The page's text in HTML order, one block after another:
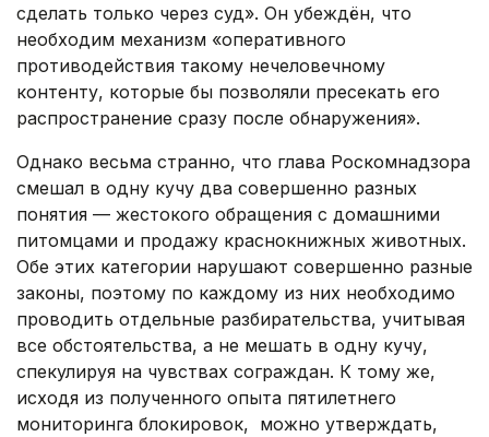
сделать только через суд». Он убеждён, что
необходим механизм «оперативного
противодействия такому нечеловечному
контенту, которые бы позволяли пресекать его
распространение сразу после обнаружения».
Однако весьма странно, что глава Роскомнадзора
смешал в одну кучу два совершенно разных
понятия — жестокого обращения с домашними
питомцами и продажу краснокнижных животных.
Обе этих категории нарушают совершенно разные
законы, поэтому по каждому из них необходимо
проводить отдельные разбирательства, учитывая
все обстоятельства, а не мешать в одну кучу,
спекулируя на чувствах сограждан. К тому же,
исходя из полученного опыта пятилетнего
мониторинга блокировок, можно утверждать,